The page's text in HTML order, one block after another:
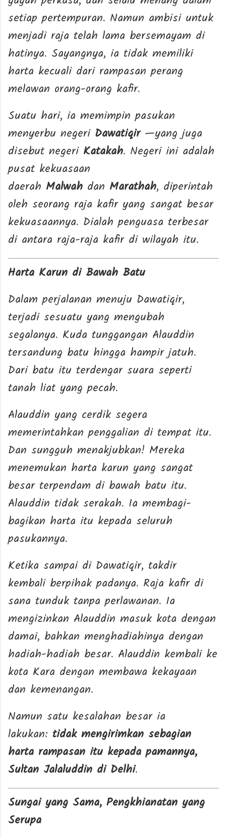
setiap pertempuran. Namun ambisi untuk
menjadi raja telah lama bersemayam di
hatinya. Sayangnya, ia tidak memiliki
harta kecuali dari rampasan perang
melawan orang-orang kafir.
Suatu hari, ia memimpin pasukan
menyerbu negeri Dawatiqir—yang juga
disebut negeri Katakah. Negeri ini adalah
pusat kekuasaan
daerah Malwah dan Marathah, diperintah
oleh seorang raja kafir yang sangat besar
kekuasaannya. Dialah penguasa terbesar
di antara raja-raja kafir di wilayah itu.
Harta Karun di Bawah Batu
Dalam perjalanan menuju Dawatiqir,
terjadi sesuatu yang mengubah
segalanya. Kuda tunggangan Alauddin
tersandung batu hingga hampir jatuh.
Dari batu itu terdengar suara seperti
tanah liat yang pecah.
Alauddin yang cerdik segera
memerintahkan penggalian di tempat itu.
Dan sungguh menakjubkan! Mereka
menemukan harta karun yang sangat
besar terpendam di bawah batu itu.
Alauddin tidak serakah. Ia membagi-
bagikan harta itu kepada seluruh
pasukannya.
Ketika sampai di Dawatiqir, takdir
kembali berpihak padanya. Raja kafir di
sana tunduk tanpa perlawanan. Ia
mengizinkan Alauddin masuk kota dengan
damai, bahkan menghadiahinya dengan
hadiah-hadiah besar. Alauddin kembali ke
kota Kara dengan membawa kekayaan
dan kemenangan.
Namun satu kesalahan besar ia
lakukan: tidak mengirimkan sebagian
harta rampasan itu kepada pamannya,
Sultan Jalaluddin di Delhi.
Sungai yang Sama, Pengkhianatan yang
Serupa